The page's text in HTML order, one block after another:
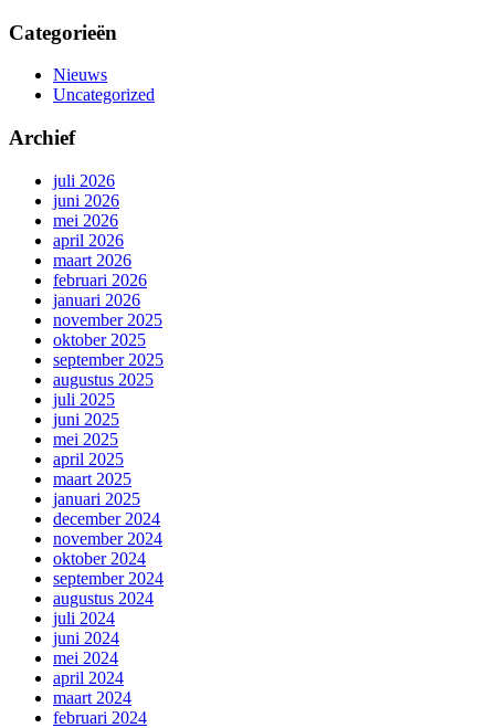
Categorieën
Nieuws
Uncategorized
Archief
juli 2026
juni 2026
mei 2026
april 2026
maart 2026
februari 2026
januari 2026
november 2025
oktober 2025
september 2025
augustus 2025
juli 2025
juni 2025
mei 2025
april 2025
maart 2025
januari 2025
december 2024
november 2024
oktober 2024
september 2024
augustus 2024
juli 2024
juni 2024
mei 2024
april 2024
maart 2024
februari 2024